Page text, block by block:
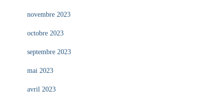
novembre 2023
octobre 2023
septembre 2023
mai 2023
avril 2023